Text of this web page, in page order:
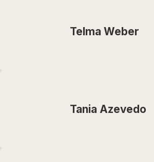
Telma Weber
Tania Azevedo